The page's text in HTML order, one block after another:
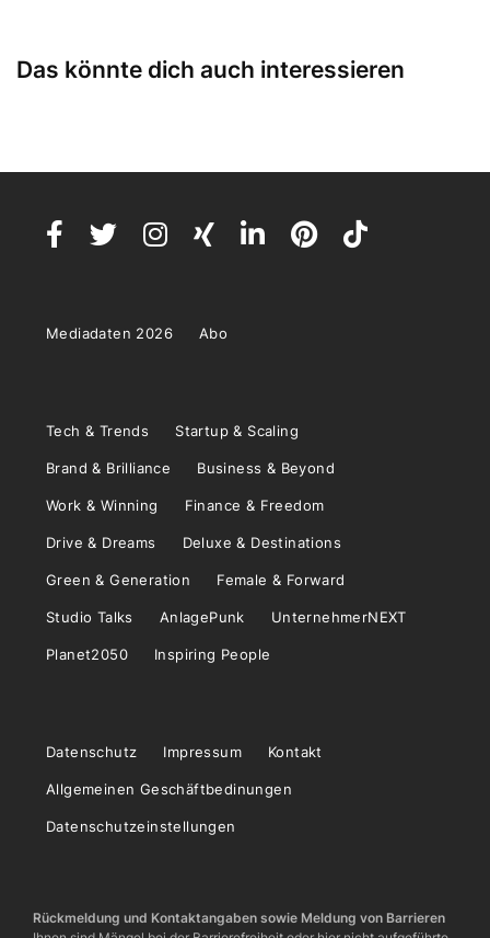
Das könnte dich auch interessieren
Mediadaten 2026 Abo
Tech & Trends Startup & Scaling
Brand & Brilliance Business & Beyond
Work & Winning Finance & Freedom
Drive & Dreams Deluxe & Destinations
Green & Generation Female & Forward
Studio Talks AnlagePunk UnternehmerNEXT
Planet2050 Inspiring People
Datenschutz Impressum Kontakt
Allgemeinen Geschäftbedinungen
Datenschutzeinstellungen
Rückmeldung und Kontaktangaben sowie Meldung von Barrieren